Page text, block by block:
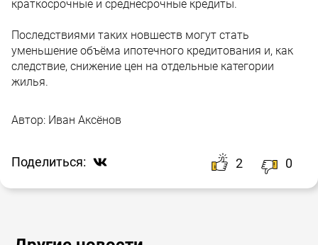
краткосрочные и среднесрочные кредиты.
Последствиями таких новшеств могут стать
уменьшение объёма ипотечного кредитования и, как
следствие, снижение цен на отдельные категории
жилья.
Автор: Иван Аксёнов
Поделиться: 2 0